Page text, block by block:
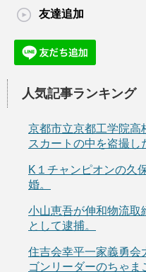
友達追加
人気記事ランキング
京都市立京都工学院高
スカートの中を盗撮し
K１チャンピオンの久
婚。
小山恵吾が伸和物流取
として逮捕。
住吉会幸平一家義勇会
ゴンリーダーのちゃま